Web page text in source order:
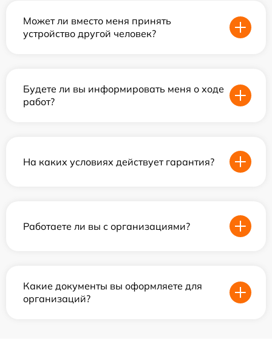
Может ли вместо меня принять
устройство другой человек?
Будете ли вы информировать меня о ходе
работ?
На каких условиях действует гарантия?
Работаете ли вы с организациями?
Какие документы вы оформляете для
организаций?